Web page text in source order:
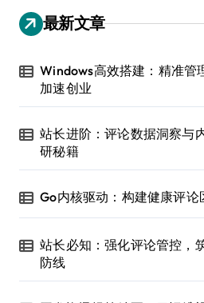
最新文章
Windows高效搭建：精准管
加速创业
站长进阶：评论数据洞察与
研秘籍
Go内核驱动：构建健康评论
站长必知：强化评论管控，
防线